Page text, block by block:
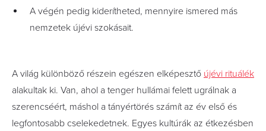
A végén pedig kiderítheted, mennyire ismered más
nemzetek újévi szokásait.
A világ különböző részein egészen elképesztő újévi rituálék
alakultak ki. Van, ahol a tenger hullámai felett ugrálnak a
szerencséért, máshol a tányértörés számít az év első és
legfontosabb cselekedetnek. Egyes kultúrák az étkezésben